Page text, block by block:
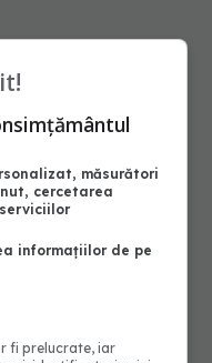
măsurători
cercetarea
informațiilor de pe
fi prelucrate, iar